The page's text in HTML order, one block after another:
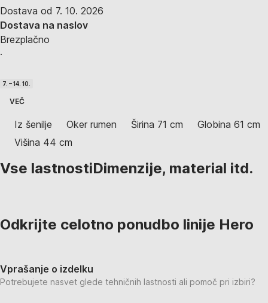
Dostava od 7. 10. 2026
Dostava na naslov
Brezplačno
·
7. – 14. 10.
VEČ
Iz šenilje Oker rumen Širina 71 cm
Globina 61 cm
Višina 44 cm
Vse lastnostiDimenzije, material itd.
Odkrijte celotno ponudbo linije Hero
Vprašanje o izdelku
Potrebujete nasvet glede tehničnih lastnosti ali pomoč pri izbiri?